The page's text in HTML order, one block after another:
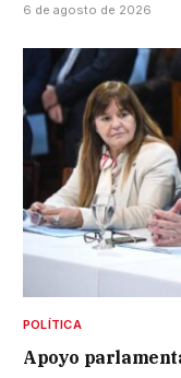
6 de agosto de 2026
POLÍTICA
Apoyo